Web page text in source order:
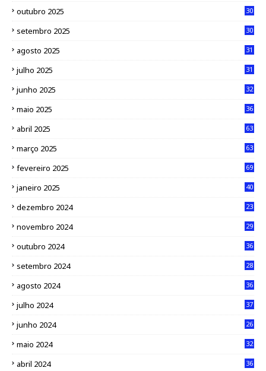
outubro 2025 30
setembro 2025 30
agosto 2025 31
julho 2025 31
junho 2025 32
maio 2025 36
abril 2025 63
março 2025 63
fevereiro 2025 69
janeiro 2025 40
dezembro 2024 23
novembro 2024 29
outubro 2024 36
setembro 2024 28
agosto 2024 36
julho 2024 37
junho 2024 26
maio 2024 32
abril 2024 36